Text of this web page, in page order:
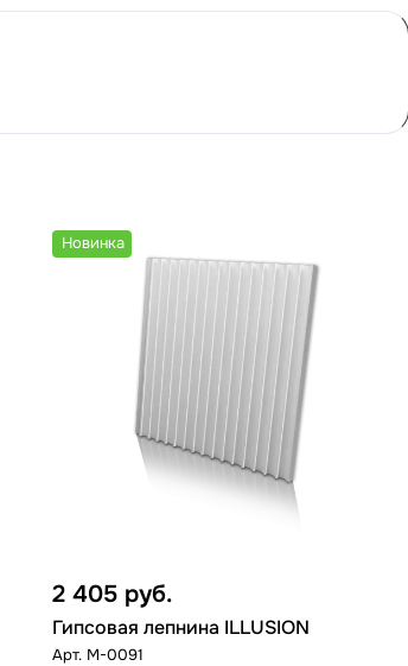
Новинка
2 405 руб.
Гипсовая лепнина ILLUSION
Арт. M-0091